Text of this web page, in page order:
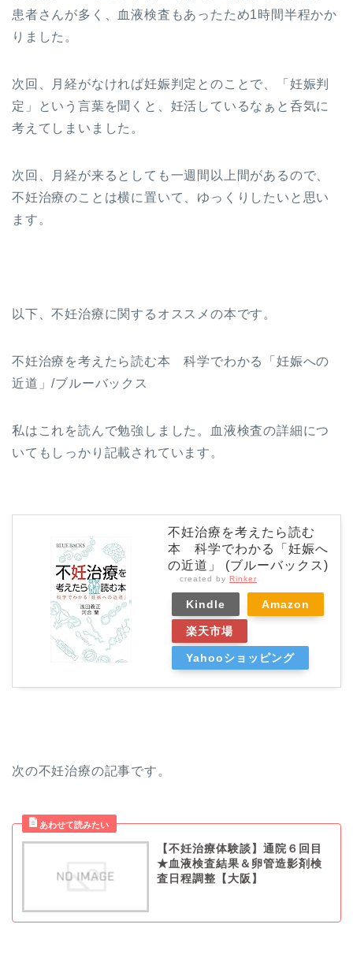
患者さんが多く、血液検査もあったため1時間半程かか
りました。
次回、月経がなければ妊娠判定とのことで、「妊娠判
定」という言葉を聞くと、妊活しているなぁと呑気に
考えてしまいました。
次回、月経が来るとしても一週間以上間があるので、
不妊治療のことは横に置いて、ゆっくりしたいと思い
ます。
以下、不妊治療に関するオススメの本です。
不妊治療を考えたら読む本 科学でわかる「妊娠への
近道」/ブルーバックス
私はこれを読んで勉強しました。血液検査の詳細につ
いてもしっかり記載されています。
不妊治療を考えたら読む
本 科学でわかる「妊娠へ
の近道」 (ブルーバックス)
created by Rinker
Kindle Amazon
楽天市場
Yahooショッピング
次の不妊治療の記事です。
【不妊治療体験談】通院６回目
★血液検査結果＆卵管造影剤検
査日程調整【大阪】